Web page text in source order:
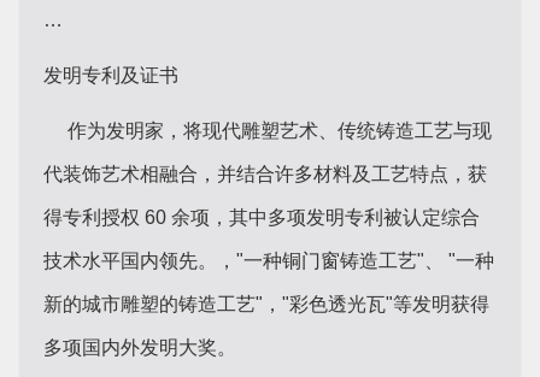
…
发明专利及证书
作为发明家，将现代雕塑艺术、传统铸造工艺与现
代装饰艺术相融合，并结合许多材料及工艺特点，获
得专利授权 60 余项，其中多项发明专利被认定综合
技术水平国内领先。，"一种铜门窗铸造工艺"、 "一种
新的城市雕塑的铸造工艺"，"彩色透光瓦"等发明获得
多项国内外发明大奖。